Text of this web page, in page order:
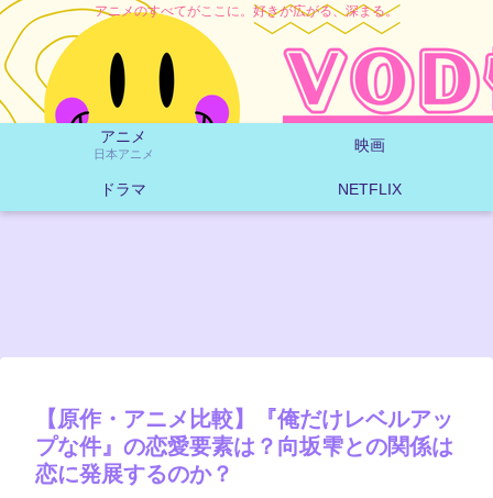
アニメのすべてがここに。好きが広がる、深まる。
アニメ
日本アニメ 映画
ドラマ NETFLIX
【原作・アニメ比較】『俺だけレベルアッ
プな件』の恋愛要素は？向坂雫との関係は
恋に発展するのか？